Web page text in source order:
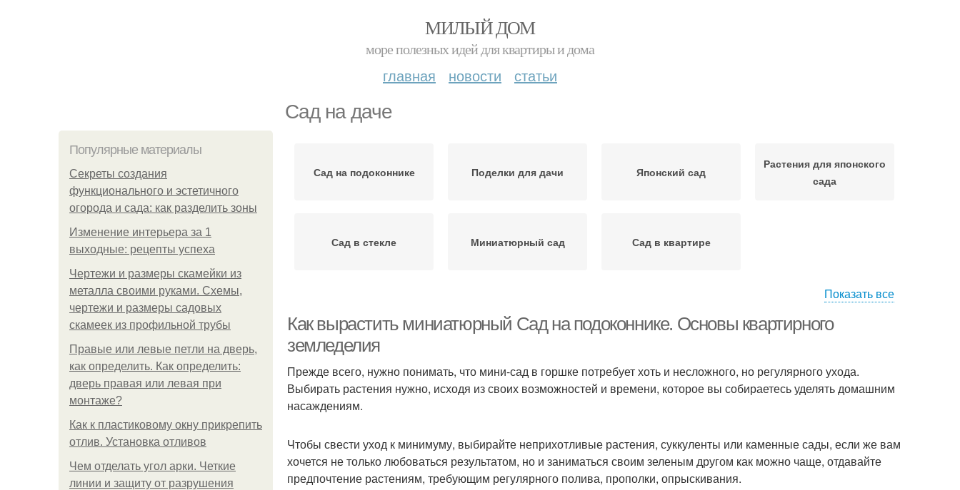
МИЛЫЙ ДОМ
море полезных идей для квартиры и дома
главная новости статьи
Сад на даче
Популярные материалы
Секреты создания
функционального и эстетичного
огорода и сада: как разделить зоны
Изменение интерьера за 1
выходные: рецепты успеха
Чертежи и размеры скамейки из
металла своими руками. Схемы,
чертежи и размеры садовых
скамеек из профильной трубы
Правые или левые петли на дверь,
как определить. Как определить:
дверь правая или левая при
монтаже?
Как к пластиковому окну прикрепить
отлив. Установка отливов
Чем отделать угол арки. Четкие
линии и защиту от разрушения
Сад на подоконнике Поделки для дачи Японский сад
Растения для японского
сада
Сад в стекле Миниатюрный сад Сад в квартире
Показать все
Как вырастить миниатюрный Сад на подоконнике. Основы квартирного
земледелия
Прежде всего, нужно понимать, что мини-сад в горшке потребует хоть и несложного, но регулярного ухода.
Выбирать растения нужно, исходя из своих возможностей и времени, которое вы собираетесь уделять домашним
насаждениям.
Чтобы свести уход к минимуму, выбирайте неприхотливые растения, суккуленты или каменные сады, если же вам
хочется не только любоваться результатом, но и заниматься своим зеленым другом как можно чаще, отдавайте
предпочтение растениям, требующим регулярного полива, прополки, опрыскивания.